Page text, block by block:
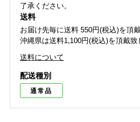
了承ください。
送料
お届け先毎に送料 550円(税込)を頂
沖縄県は送料1,100円(税込)を頂戴致
送料について
配送種別
通常品